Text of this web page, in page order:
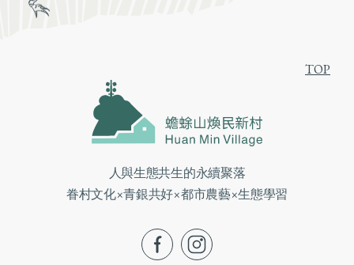
TOP
人與生態共生的永續聚落
眷村文化×青銀共好×都市農藝×生態學習
fb ig